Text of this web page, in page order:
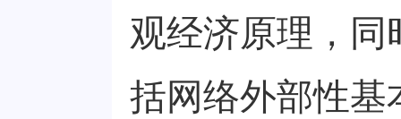
观经济原理，
括网络外部性基